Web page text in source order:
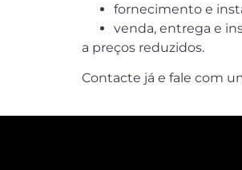
fornecimento e
venda, entrega e
a preços reduzidos.
Contacte já e fale com